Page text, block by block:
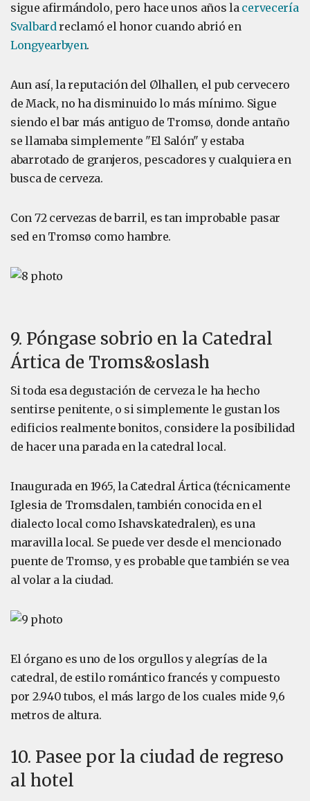
sigue afirmándolo, pero hace unos años la cervecería
Svalbardreclamó el honor cuando abrió en
Longyearbyen.
Aun así, la reputación del Ølhallen, el pub cervecero
de Mack, no ha disminuido lo más mínimo. Sigue
siendo el bar más antiguo de Tromsø, donde antaño
se llamaba simplemente "El Salón" y estaba
abarrotado de granjeros, pescadores y cualquiera en
busca de cerveza.
Con 72 cervezas de barril, es tan improbable pasar
sed en Tromsø como hambre.
9. Póngase sobrio en la Catedral
Ártica de Troms&oslash
Si toda esa degustación de cerveza le ha hecho
sentirse penitente, o si simplemente le gustan los
edificios realmente bonitos, considere la posibilidad
de hacer una parada en la catedral local.
Inaugurada en 1965, la Catedral Ártica (técnicamente
Iglesia de Tromsdalen, también conocida en el
dialecto local como Ishavskatedralen), es una
maravilla local. Se puede ver desde el mencionado
puente de Tromsø, y es probable que también se vea
al volar a la ciudad.
El órgano es uno de los orgullos y alegrías de la
catedral, de estilo romántico francés y compuesto
por 2.940 tubos, el más largo de los cuales mide 9,6
metros de altura.
10. Pasee por la ciudad de regreso
al hotel